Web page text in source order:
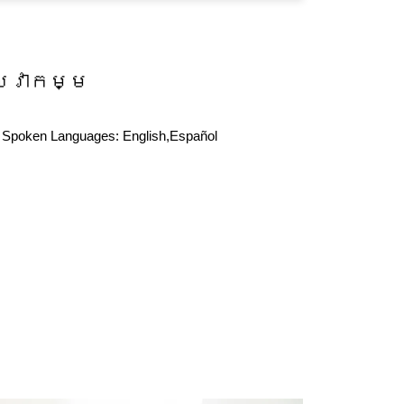
េវាកម្ម
Spoken Languages: English,Español